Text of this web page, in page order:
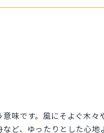
意味です。風にそよぐ木
ど、ゆったりとした心